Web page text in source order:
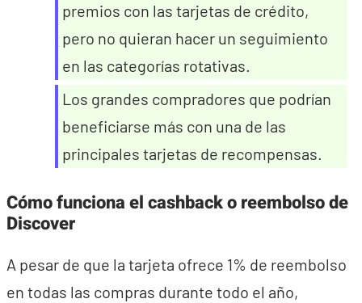
premios con las tarjetas de crédito,
pero no quieran hacer un seguimiento
en las categorías rotativas.
Los grandes compradores que podrían
beneficiarse más con una de las
principales tarjetas de recompensas.
Cómo funciona el cashback o reembolso de
Discover
A pesar de que la tarjeta ofrece 1% de reembolso
en todas las compras durante todo el año,